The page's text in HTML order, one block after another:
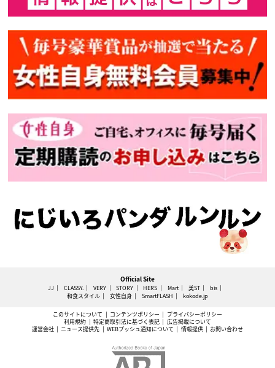
Official Site
JJ CLASSY. VERY STORY HERS Mart 美ST
bis
和食スタイル
女性自身 SmartFLASH kokode.jp
このサイトについて コンテンツポリシー
プライバシーポリシー
利用規約
特定商取引法に基づく表記
広告掲載について
運営会社
ニュース提供先 WEBプッシュ通知について 情報提供 お問い合わせ